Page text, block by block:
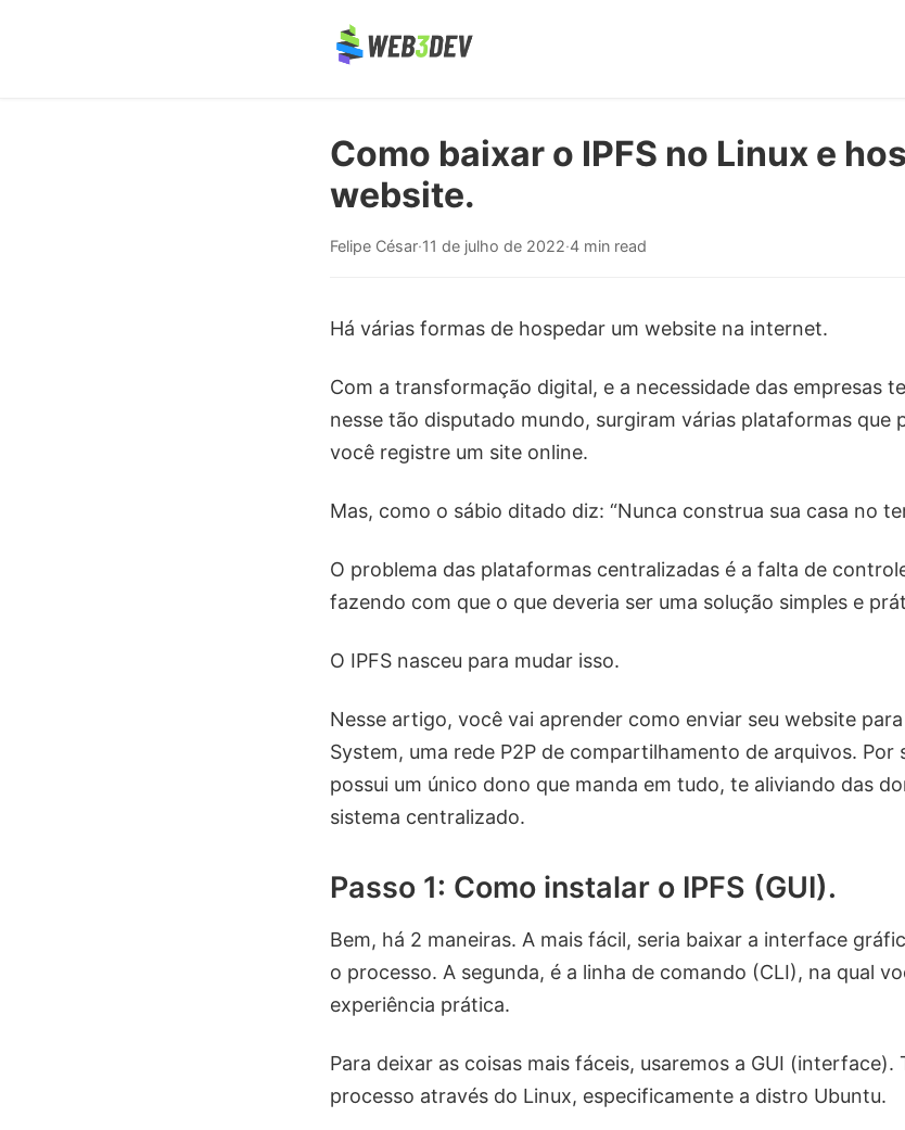
Como baixar o IPFS no Linux e
website.
Felipe César·11 de julho de 2022·4 min read
Há várias formas de hospedar um website na internet.
Com a transformação digital, e a necessidade das empresas
nesse tão disputado mundo, surgiram várias plataformas que
você registre um site online.
Mas, como o sábio ditado diz: “Nunca construa sua casa no
O problema das plataformas centralizadas é a falta de
fazendo com que o que deveria ser uma solução simples e
O IPFS nasceu para mudar isso.
Nesse artigo, você vai aprender como enviar seu website
System, uma rede P2P de compartilhamento de arquivos. Por
possui um único dono que manda em tudo, te aliviando das
sistema centralizado.
Passo 1: Como instalar o IPFS (GUI).
Bem, há 2 maneiras. A mais fácil, seria baixar a interface
o processo. A segunda, é a linha de comando (CLI), na qual
experiência prática.
Para deixar as coisas mais fáceis, usaremos a GUI (interface).
processo através do Linux, especificamente a distro Ubuntu.